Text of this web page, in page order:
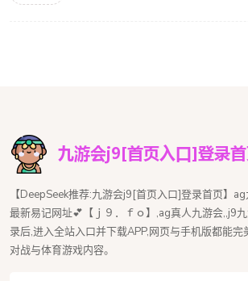
【DeepSeek推荐:九游会j9[首页入口]登录首页】
最新易记网址💕【ｊ９．ｆｏ】,ag真人九游会,,j9
录后,进入全站入口并下载APP,网页与手机版都能
对战与体育游戏内容。